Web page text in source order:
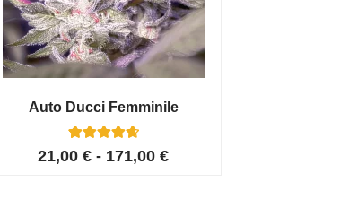
Auto Ducci Femminile
Valutato
4.75
4
21,00€ - 171,00€